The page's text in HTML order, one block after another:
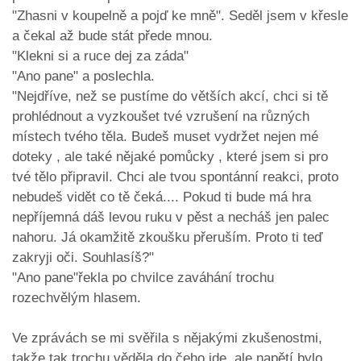
"Zhasni v koupelně a pojď ke mně". Seděl jsem v křesle
a čekal až bude stát přede mnou.
"Klekni si a ruce dej za záda"
"Ano pane" a poslechla.
"Nejdříve, než se pustíme do větších akcí, chci si tě
prohlédnout a vyzkoušet tvé vzrušení na různých
místech tvého těla. Budeš muset vydržet nejen mé
doteky , ale také nějaké pomůcky , které jsem si pro
tvé tělo připravil. Chci ale tvou spontánní reakci, proto
nebudeš vidět co tě čeká.... Pokud ti bude má hra
nepříjemná dáš levou ruku v pěst a necháš jen palec
nahoru. Já okamžitě zkoušku přeruším. Proto ti teď
zakryji oči. Souhlasíš?"
"Ano pane"řekla po chvilce zaváhání trochu
rozechvělým hlasem.
Ve zprávách se mi svěřila s nějakými zkušenostmi,